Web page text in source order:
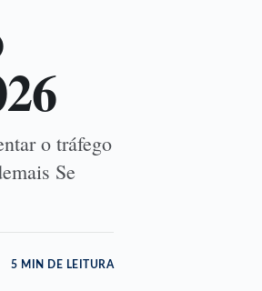
o tráfego
Se
5 MIN DE LEITURA